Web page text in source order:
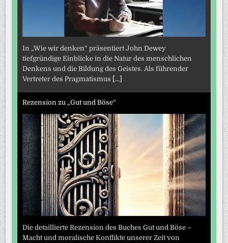
In „Wie wir denken“ präsentiert John Dewey
tiefgründige Einblicke in die Natur des menschlichen
Denkens und die Bildung des Geistes. Als führender
Vertreter des Pragmatismus
[...]
Rezension zu „Gut und Böse“
Die detaillierte Rezension des Buches Gut und Böse –
Macht und moralische Konflikte unserer Zeit von